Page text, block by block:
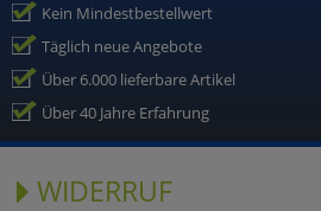
Kein Mindestbestellwert
Täglich neue Angebote
Über 6.000 lieferbare Artikel
Über 40 Jahre Erfahrung
WIDERRUF